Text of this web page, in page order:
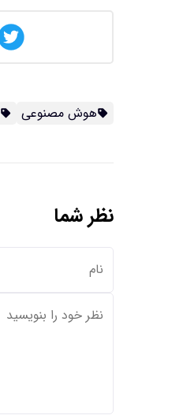
هوش مصنوعی
نظر شما